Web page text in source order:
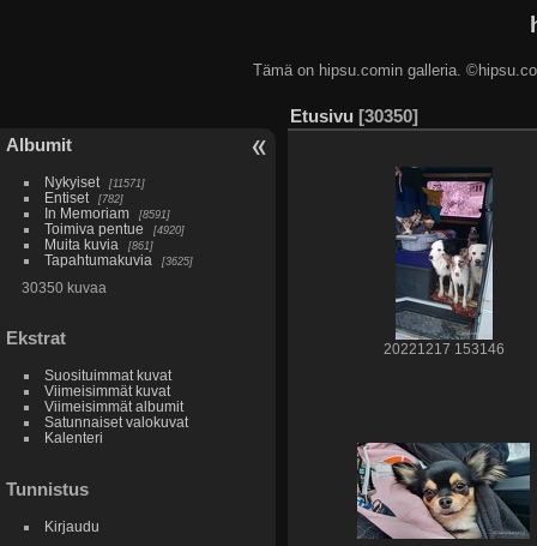
Tämä on hipsu.comin galleria.
Albumit
Nykyiset 11571
Entiset 782
In Memoriam 8591
Toimiva pentue 4920
Muita kuvia 861
Tapahtumakuvia 3625
30350 kuvaa
Ekstrat
Suosituimmat kuvat
Viimeisimmät kuvat
Viimeisimmät albumit
Satunnaiset valokuvat
Kalenteri
Tunnistus
Kirjaudu
Etusivu 30350
20221217 153146